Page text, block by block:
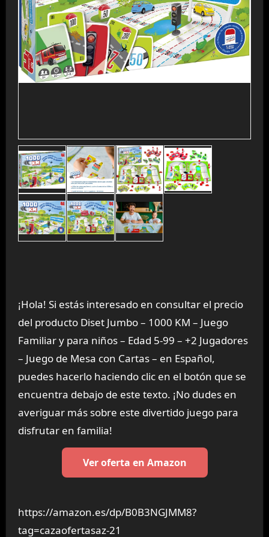
¡Hola! Si estás interesado en consultar el precio
del producto Diset Jumbo – 1000 KM – Juego
Familiar y para niños – Edad 5-99 – +2 Jugadores
– Juego de Mesa con Cartas – en Español,
puedes hacerlo haciendo clic en el botón que se
encuentra debajo de este texto. ¡No dudes en
averiguar más sobre este divertido juego para
disfrutar en familia!
Ver oferta en Amazon
https://amazon.es/dp/B0B3NGJMM8?
tag=cazaofertasaz-21